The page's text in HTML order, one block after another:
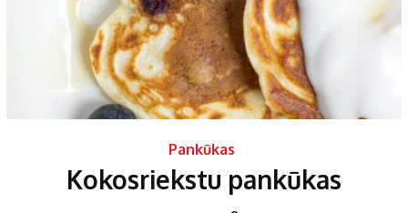
Pankūkas
Kokosriekstu pankūkas